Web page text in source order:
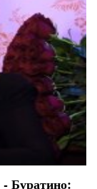
Буратино: